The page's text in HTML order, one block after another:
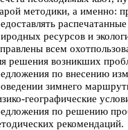
методики, а именно:
ресурсов и
всем
решения возникших
по внесению
зимнего
географические
по решению
рекомендаций.